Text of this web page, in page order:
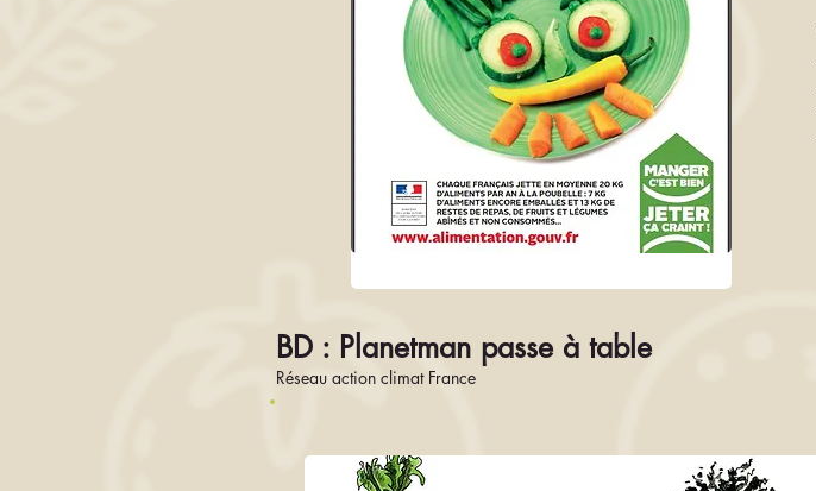
BD : Planetman passe à table
Réseau action climat France